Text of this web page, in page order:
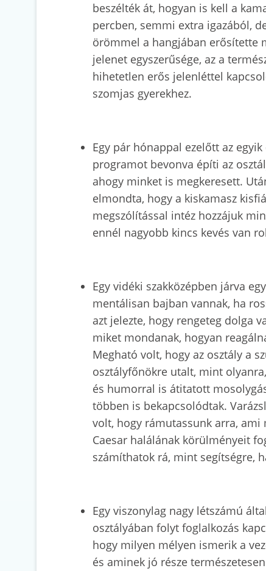
beszélték át, hogyan is kell a
percben, semmi extra igazából,
örömmel a hangjában erősítette
jelenet egyszerűsége, az a
hihetetlen erős jelenléttel
szomjas gyerekhez.
Egy pár hónappal ezelőtt az
programot bevonva építi az
ahogy minket is megkeresett.
elmondta, hogy a kiskamasz
megszólítással intéz hozzájuk
ennél nagyobb kincs kevés van
Egy vidéki szakközépben járva
mentálisan bajban vannak, ha
azt jelezte, hogy rengeteg dolga
miket mondanak, hogyan
Megható volt, hogy az osztály a
osztályfőnökre utalt, mint
és humorral is átitatott
többen is bekapcsolódtak.
volt, hogy rámutassunk arra,
Caesar halálának körülményeit
számíthatok rá, mint segítségre,
Egy viszonylag nagy létszámú
osztályában folyt foglalkozás
hogy milyen mélyen ismerik a
és aminek jó része